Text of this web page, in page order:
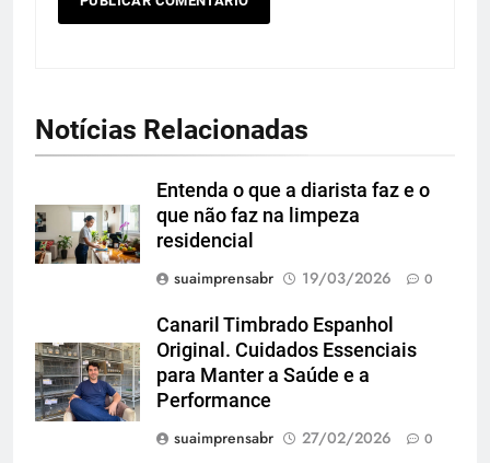
Notícias Relacionadas
Entenda o que a diarista faz e o
que não faz na limpeza
residencial
suaimprensabr
19/03/2026 0
Canaril Timbrado Espanhol
Original. Cuidados Essenciais
para Manter a Saúde e a
Performance
suaimprensabr
27/02/2026 0